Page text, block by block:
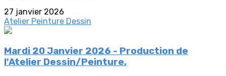
27 janvier 2026
Atelier Peinture Dessin
Mardi 20 Janvier 2026 - Production de
l'Atelier Dessin/Peinture.